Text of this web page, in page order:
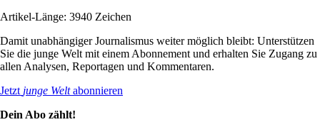
Artikel-Länge: 3940 Zeichen
Damit unabhängiger Journalismus weiter möglich bleibt: Unterstützen
Sie die junge Welt mit einem Abonnement und erhalten Sie Zugang zu
allen Analysen, Reportagen und Kommentaren.
Jetzt junge Weltabonnieren
Dein Abo zählt!